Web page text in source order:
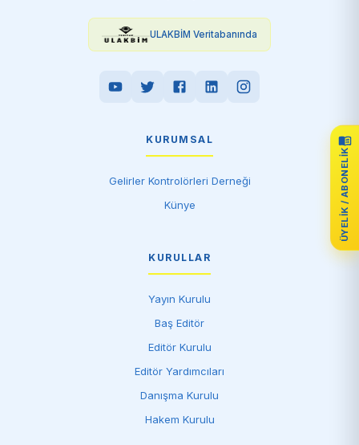
ÜYELIK / ABONELIK
ULAKBİM Veritabanında
KURUMSAL
Gelirler Kontrolörleri Derneği
Künye
KURULLAR
Yayın Kurulu
Baş Editör
Editör Kurulu
Editör Yardımcıları
Danışma Kurulu
Hakem Kurulu